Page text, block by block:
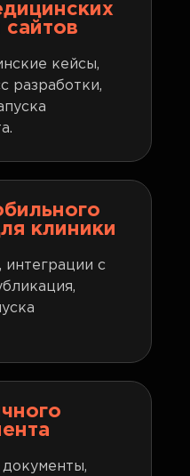
кейсы,
разработки,
клиники
интеграции с
документы,